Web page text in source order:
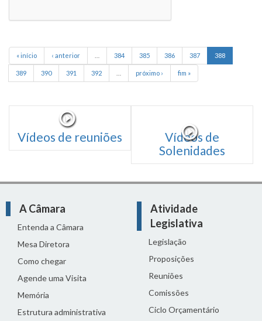
« início ‹ anterior 384 385 386 387 388
389 390 391 392 próximo › fim »
Vídeos de reuniões
Vídeos de
Solenidades
A Câmara
Entenda a Câmara
Mesa Diretora
Como chegar
Agende uma Visita
Memória
Estrutura administrativa
Atividade
Legislativa
Legislação
Proposições
Reuniões
Comissões
Ciclo Orçamentário